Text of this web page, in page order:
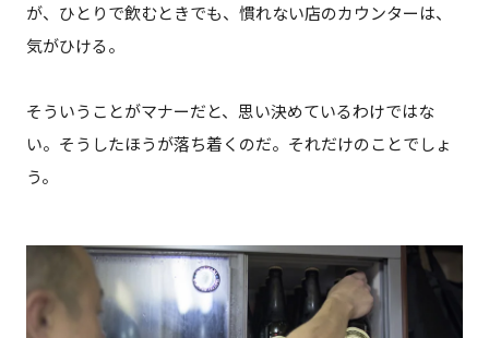
が、ひとりで飲むときでも、慣れない店のカウンターは、
気がひける。
そういうことがマナーだと、思い決めているわけではな
い。そうしたほうが落ち着くのだ。それだけのことでしょ
う。